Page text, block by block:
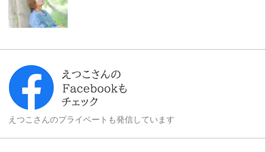
えつこさんのプライベートも発信しています